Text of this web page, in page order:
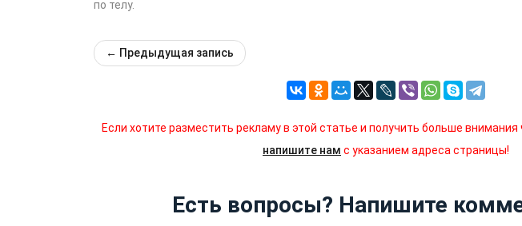
по телу.
← Предыдущая запись
Если хотите разместить рекламу в этой статье и получить больше
напишите нам с указанием адреса страницы!
Есть вопросы? Напишите